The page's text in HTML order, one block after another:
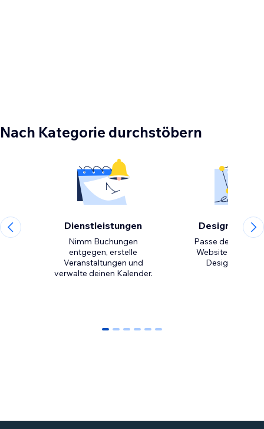
Nach Kategorie durchstöbern
Dienstleistungen
Nimm Buchungen
entgegen, erstelle
Veranstaltungen und
verwalte deinen Kalender.
Design-
Passe den Look
Website mit
0 1 2 3 4 5